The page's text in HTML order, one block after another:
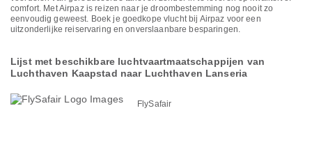
comfort. Met Airpaz is reizen naar je droombestemming nog nooit zo
eenvoudig geweest. Boek je goedkope vlucht bij Airpaz voor een
uitzonderlijke reiservaring en onverslaanbare besparingen.
Lijst met beschikbare luchtvaartmaatschappijen van
Luchthaven Kaapstad naar Luchthaven Lanseria
FlySafair